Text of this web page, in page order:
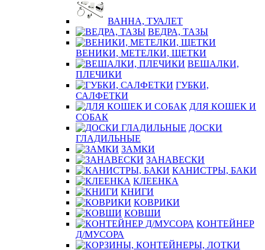
ВАННА, ТУАЛЕТ
ВЕДРА, ТАЗЫ
ВЕНИКИ, МЕТЕЛКИ, ЩЕТКИ
ВЕШАЛКИ,
ПЛЕЧИКИ
ГУБКИ,
САЛФЕТКИ
ДЛЯ КОШЕК И
СОБАК
ДОСКИ
ГЛАДИЛЬНЫЕ
ЗАМКИ
ЗАНАВЕСКИ
КАНИСТРЫ, БАКИ
КЛЕЕНКА
КНИГИ
КОВРИКИ
КОВШИ
КОНТЕЙНЕР
Д/МУСОРА